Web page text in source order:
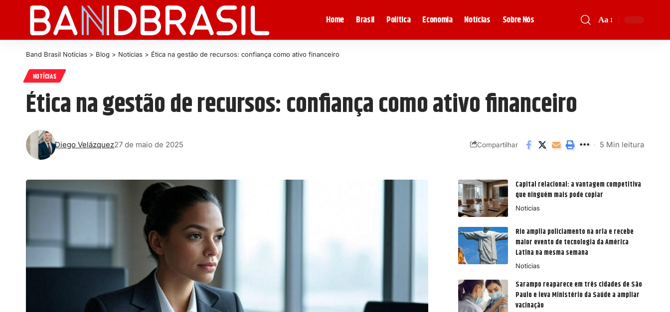
Home Brasil Política Economia Notícias Sobre Nós Aa
Band Brasil Notícias > Blog > Notícias > Ética na gestão de recursos: confiança como ativo financeiro
NOTÍCIAS
Ética na gestão de recursos: confiança como ativo financeiro
Diego Velázquez27 de maio de 2025 Compartilhar 5 Min leitura
Capital relacional: a vantagem competitiva
que ninguém mais pode copiar
Notícias
Rio amplia policiamento na orla e recebe
maior evento de tecnologia da América
Latina na mesma semana
Notícias
Sarampo reaparece em três cidades de São
Paulo e leva Ministério da Saúde a ampliar
vacinação